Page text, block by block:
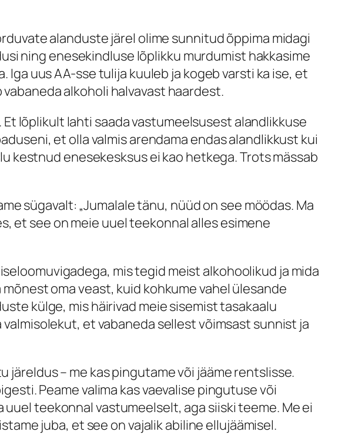
alanduste järel olime sunnitud õppima midagi
ning enesekindluse lõplikku murdumist hakkasime
uus AA-sse tulija kuuleb ja kogeb varsti ka ise, et
alkoholi halvavast haardest.
lõplikult lahti saada vastumeelsusest alandlikkuse
et olla valmis arendama endas alandlikkust kui
kestnud enesekesksus ei kao hetkega. Trots mässab
sügavalt: „Jumalale tänu, nüüd on see möödas. Ma
et see on meie uuel teekonnal alles esimene
mis tegid meist alkohoolikud ja mida
oma veast, kuid kohkume vahel ülesande
külge, mis häirivad meie sisemist tasakaalu
et vabaneda sellest võimsast sunnist ja
– me kas pingutame või jääme rentslisse.
Peame valima kas vaevalise pingutuse või
teekonnal vastumeelselt, aga siiski teeme. Me ei
juba, et see on vajalik abiline ellujäämisel.